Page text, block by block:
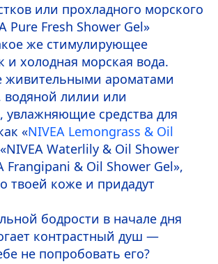
или прохладного морского
Pure Fresh Shower Gel»
же стимулирующее
и холодная морская вода.
ароматами
водяной лилии или
средства для
«NIVEA Lemongrass & Oil
NIVEA Waterlily & Oil Shower
Frangipani & Oil Shower Gel»,
твоей коже и придадут
бодрости в начале дня
контрастный душ —
не попробовать его?